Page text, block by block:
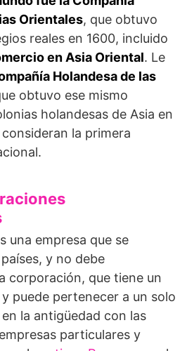
Orientales, que obtuvo
reales en 1600, incluido
en Asia Oriental. Le
Holandesa de las
obtuvo ese mismo
holandesas de Asia en
la primera
una empresa que se
y no debe
corporación, que tiene un
puede pertenecer a un solo
la antigüedad con las
particulares y